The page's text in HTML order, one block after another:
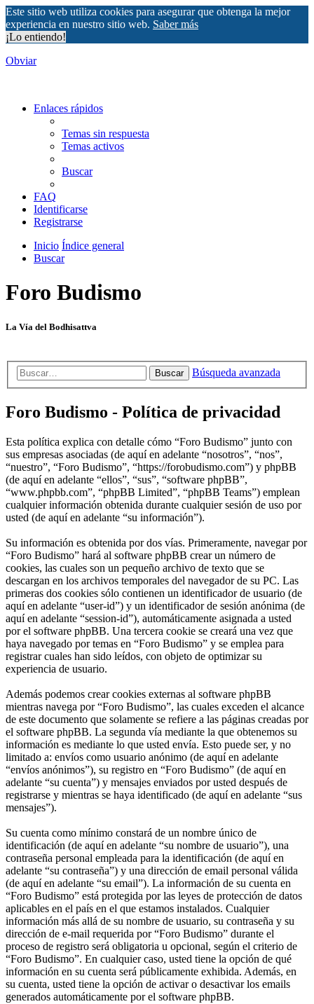
Este sitio web utiliza cookies para asegurar que obtenga la mejor
experiencia en nuestro sitio web. Saber más
¡Lo entiendo!
Obviar
Enlaces rápidos
Temas sin respuesta
Temas activos
Buscar
FAQ
Identificarse
Registrarse
Inicio Índice general
Buscar
Foro Budismo
La Vía del Bodhisattva
Buscar Búsqueda avanzada
Foro Budismo - Política de privacidad
Esta política explica con detalle cómo “Foro Budismo” junto con
sus empresas asociadas (de aquí en adelante “nosotros”, “nos”,
“nuestro”, “Foro Budismo”, “https://forobudismo.com”) y phpBB
(de aquí en adelante “ellos”, “sus”, “software phpBB”,
“www.phpbb.com”, “phpBB Limited”, “phpBB Teams”) emplean
cualquier información obtenida durante cualquier sesión de uso por
usted (de aquí en adelante “su información”).
Su información es obtenida por dos vías. Primeramente, navegar por
“Foro Budismo” hará al software phpBB crear un número de
cookies, las cuales son un pequeño archivo de texto que se
descargan en los archivos temporales del navegador de su PC. Las
primeras dos cookies sólo contienen un identificador de usuario (de
aquí en adelante “user-id”) y un identificador de sesión anónima (de
aquí en adelante “session-id”), automáticamente asignada a usted
por el software phpBB. Una tercera cookie se creará una vez que
haya navegado por temas en “Foro Budismo” y se emplea para
registrar cuales han sido leídos, con objeto de optimizar su
experiencia de usuario.
Además podemos crear cookies externas al software phpBB
mientras navega por “Foro Budismo”, las cuales exceden el alcance
de este documento que solamente se refiere a las páginas creadas por
el software phpBB. La segunda vía mediante la que obtenemos su
información es mediante lo que usted envía. Esto puede ser, y no
limitado a: envíos como usuario anónimo (de aquí en adelante
“envíos anónimos”), su registro en “Foro Budismo” (de aquí en
adelante “su cuenta”) y mensajes enviados por usted después de
registrarse y mientras se haya identificado (de aquí en adelante “sus
mensajes”).
Su cuenta como mínimo constará de un nombre único de
identificación (de aquí en adelante “su nombre de usuario”), una
contraseña personal empleada para la identificación (de aquí en
adelante “su contraseña”) y una dirección de email personal válida
(de aquí en adelante “su email”). La información de su cuenta en
“Foro Budismo” está protegida por las leyes de protección de datos
aplicables en el país en el que estamos instalados. Cualquier
información más allá de su nombre de usuario, su contraseña y su
dirección de e-mail requerida por “Foro Budismo” durante el
proceso de registro será obligatoria u opcional, según el criterio de
“Foro Budismo”. En cualquier caso, usted tiene la opción de qué
información en su cuenta será públicamente exhibida. Además, en
su cuenta, usted tiene la opción de activar o desactivar los emails
generados automáticamente por el software phpBB.